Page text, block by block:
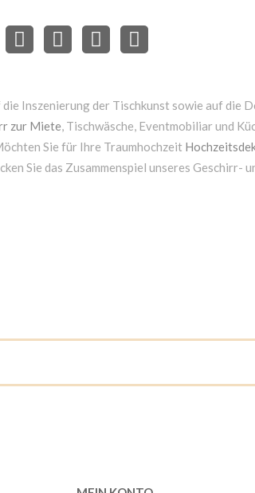
Inszenierung der Tischkunst sowie auf die
zur Miete, Tischwäsche, Eventmobiliar und
Sie für Ihre Traumhochzeit
Sie das Zusammenspiel unseres Geschirr-